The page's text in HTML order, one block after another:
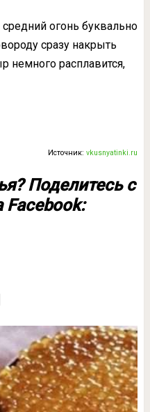
огонь буквально
сразу накрыть
немного расплавится,
Источник:vkusnyatinki.ru
Поделитесь с
Facebook: